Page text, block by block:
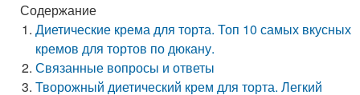
Содержание
Диетические крема для торта. Топ 10 самых вкусных
кремов для тортов по дюкану.
Связанные вопросы и ответы
Творожный диетический крем для торта. Легкий